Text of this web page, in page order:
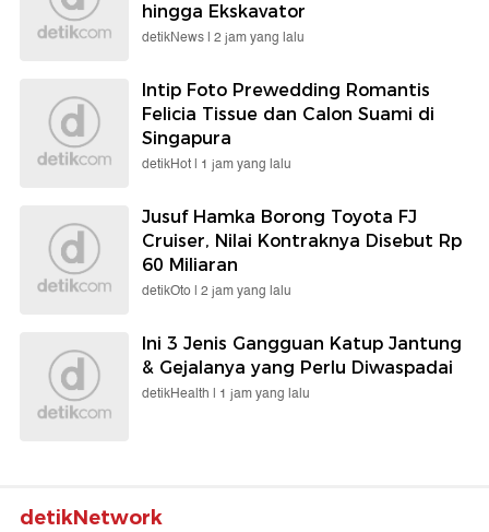
hingga Ekskavator
detikNews | 2 jam yang lalu
Intip Foto Prewedding Romantis
Felicia Tissue dan Calon Suami di
Singapura
detikHot | 1 jam yang lalu
Jusuf Hamka Borong Toyota FJ
Cruiser, Nilai Kontraknya Disebut Rp
60 Miliaran
detikOto | 2 jam yang lalu
Ini 3 Jenis Gangguan Katup Jantung
& Gejalanya yang Perlu Diwaspadai
detikHealth | 1 jam yang lalu
detikNetwork